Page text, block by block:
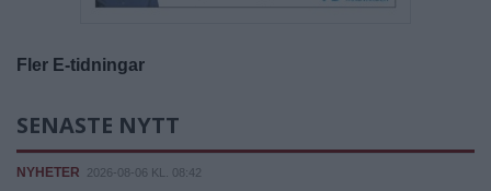
Fler E-tidningar
SENASTE NYTT
NYHETER 2026-08-06 KL. 08:42